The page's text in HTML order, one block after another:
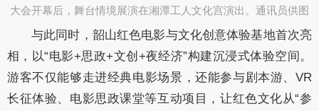
大会开幕后，舞台情境展演在湘潭工人文化宫演出。通讯员供图​
与此同时，韶山红色电影与文化创意体验基地首次亮
相，以“电影+思政+文创+夜经济”构建沉浸式体验空间。
游客不仅能够走进经典电影场景，还能参与剧本游、VR
长征体验、电影思政课堂等互动项目，让红色文化从“参